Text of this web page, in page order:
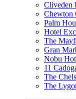
Cliveden
Chewton
Palm
Hotel
The
Gran
Nobu
11
The
The